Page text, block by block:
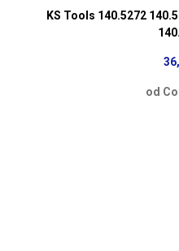
KS Tools 140.5272
od